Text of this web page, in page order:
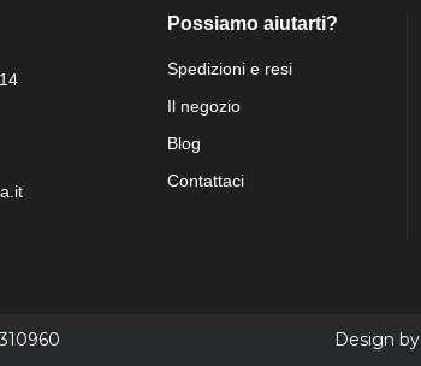
Possiamo aiutarti?
Spedizioni e resi
Il negozio
Blog
Contattaci
Design by